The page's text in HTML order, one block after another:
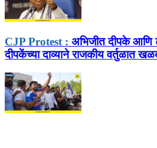
CJP Protest : अभिजीत दीपके आणि
दीपकेंच्या दाव्याने राजकीय वर्तुळात